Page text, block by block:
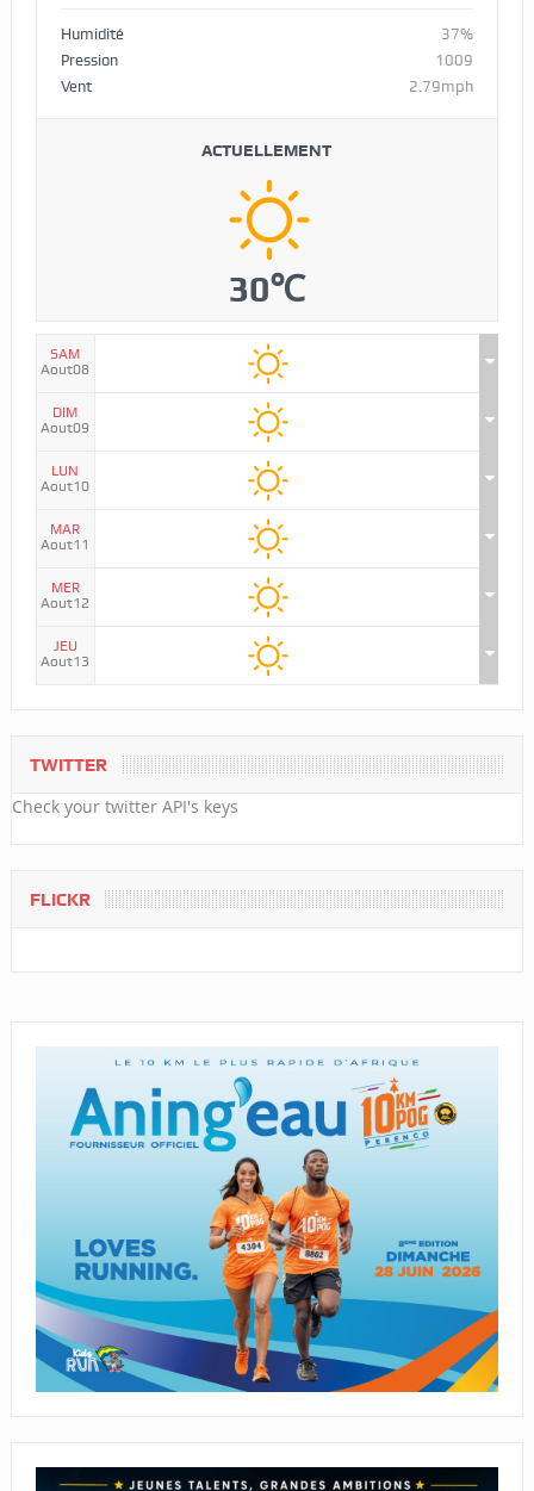
Humidité
37%
Pression
1009
Vent
2.79mph
ACTUELLEMENT
30℃
SAM
Aout08
DIM
Aout09
LUN
Aout10
MAR
Aout11
MER
Aout12
JEU
Aout13
TWITTER
Check your twitter API's keys
FLICKR